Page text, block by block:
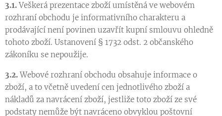
3.1.Veškerá prezentace zboží umístěná ve webovém
rozhraní obchodu je informativního charakteru a
prodávající není povinen uzavřít kupní smlouvu ohledně
tohoto zboží. Ustanovení § 1732 odst. 2 občanského
zákoníku se nepoužije.
3.2.Webové rozhraní obchodu obsahuje informace o
zboží, a to včetně uvedení cen jednotlivého zboží a
nákladů za navrácení zboží, jestliže toto zboží ze své
podstaty nemůže být navráceno obvyklou poštovní